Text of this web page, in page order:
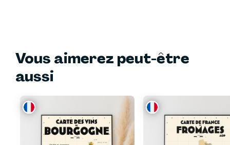
Vous aimerez peut-être
aussi